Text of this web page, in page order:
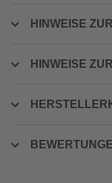
HINWEISE
HINWEISE